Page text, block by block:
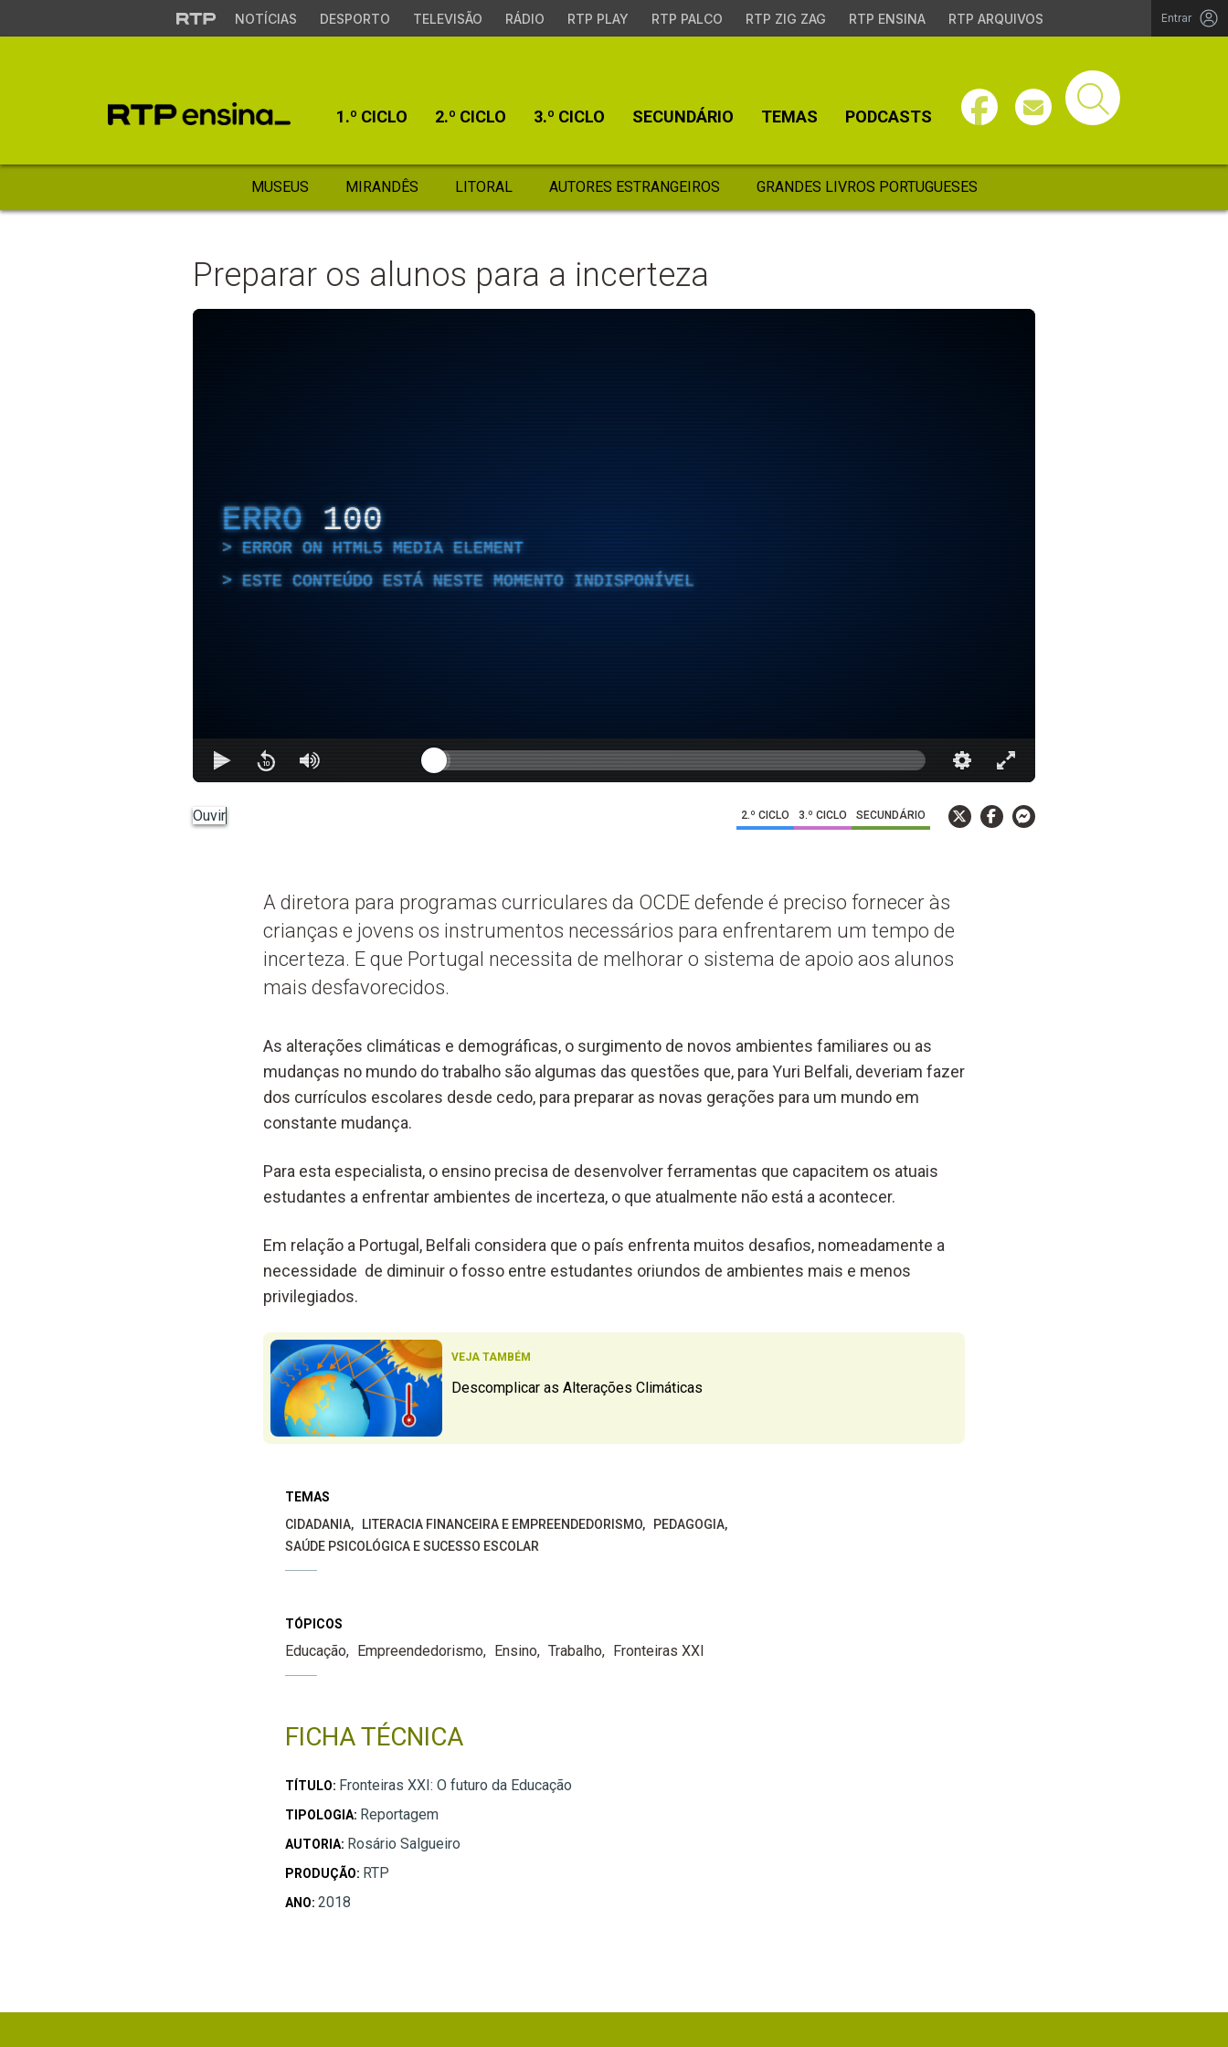
NOTÍCIAS DESPORTO TELEVISÃO RÁDIO RTP PLAY RTP PALCO RTP ZIG ZAG RTP ENSINA RTP ARQUIVOS Entrar
1.º CICLO 2.º CICLO 3.º CICLO SECUNDÁRIO TEMAS PODCASTS
MUSEUS MIRANDÊS LITORAL AUTORES ESTRANGEIROS GRANDES LIVROS PORTUGUESES
Preparar os alunos para a incerteza
ERRO 100
ERROR ON HTML5 MEDIA ELEMENT
ESTE CONTEÚDO ESTÁ NESTE MOMENTO INDISPONÍVEL
Ouvir 2.º CICLO 3.º CICLO SECUNDÁRIO
A diretora para programas curriculares da OCDE defende é preciso fornecer às
crianças e jovens os instrumentos necessários para enfrentarem um tempo de
incerteza. E que Portugal necessita de melhorar o sistema de apoio aos alunos
mais desfavorecidos.
As alterações climáticas e demográficas, o surgimento de novos ambientes familiares ou as
mudanças no mundo do trabalho são algumas das questões que, para Yuri Belfali, deveriam fazer
dos currículos escolares desde cedo, para preparar as novas gerações para um mundo em
constante mudança.
Para esta especialista, o ensino precisa de desenvolver ferramentas que capacitem os atuais
estudantes a enfrentar ambientes de incerteza, o que atualmente não está a acontecer.
Em relação a Portugal, Belfali considera que o país enfrenta muitos desafios, nomeadamente a
necessidade de diminuir o fosso entre estudantes oriundos de ambientes mais e menos
privilegiados.
VEJA TAMBÉM
Descomplicar as Alterações Climáticas
TEMAS
CIDADANIA
LITERACIA FINANCEIRA E EMPREENDEDORISMO
PEDAGOGIA
SAÚDE PSICOLÓGICA E SUCESSO ESCOLAR
TÓPICOS
Educação Empreendedorismo Ensino Trabalho Fronteiras XXI
FICHA TÉCNICA
TÍTULO: Fronteiras XXI: O futuro da Educação
TIPOLOGIA: Reportagem
AUTORIA: Rosário Salgueiro
PRODUÇÃO: RTP
ANO: 2018